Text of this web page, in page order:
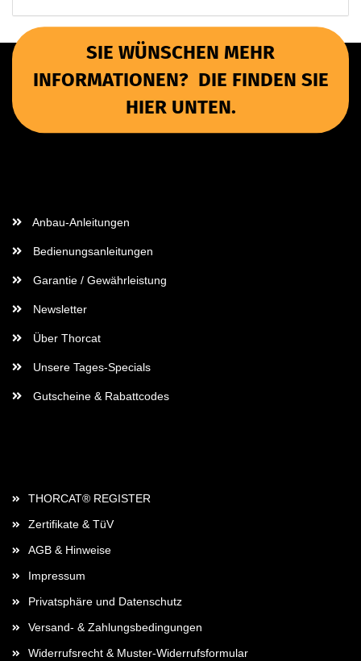
SIE WÜNSCHEN MEHR
INFORMATIONEN? DIE FINDEN SIE
HIER UNTEN.
Anbau-Anleitungen
Bedienungsanleitungen
Garantie / Gewährleistung
Newsletter
Über Thorcat
Unsere Tages-Specials
Gutscheine & Rabattcodes
THORCAT® REGISTER
Zertifikate & TüV
AGB & Hinweise
Impressum
Privatsphäre und Datenschutz
Versand- & Zahlungsbedingungen
Widerrufsrecht & Muster-Widerrufsformular